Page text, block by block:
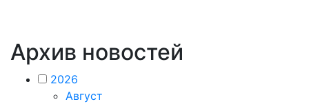
Архив новостей
2026
Август